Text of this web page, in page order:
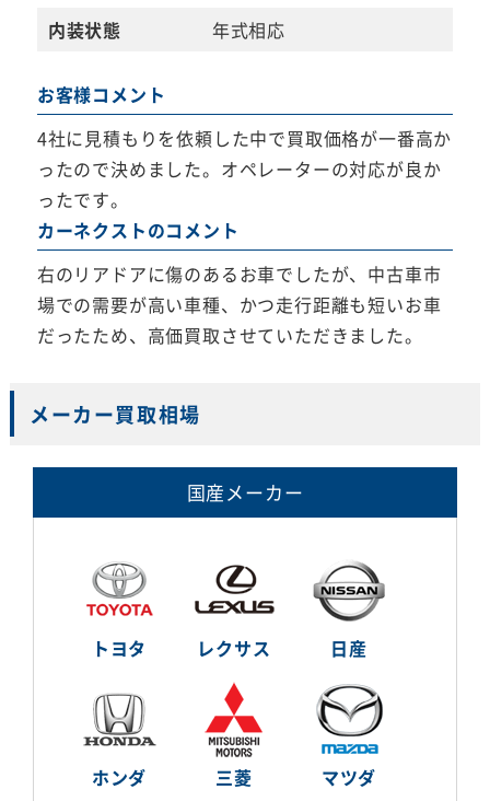
内装状態
年式相応
お客様コメント
4社に見積もりを依頼した中で買取価格が一番高か
ったので決めました。オペレーターの対応が良か
ったです。
カーネクストのコメント
右のリアドアに傷のあるお車でしたが、中古車市
場での需要が高い車種、かつ走行距離も短いお車
だったため、高価買取させていただきました。
メーカー買取相場
国産メーカー
トヨタ レクサス 日産
ホンダ 三菱 マツダ